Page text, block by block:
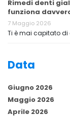
Rimedi denti
funziona
7 Maggio 2026
Ti è mai capitato
Data
Giugno 2026
Maggio 2026
Aprile 2026